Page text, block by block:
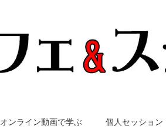
オンライン動画で学ぶ 個人セッション